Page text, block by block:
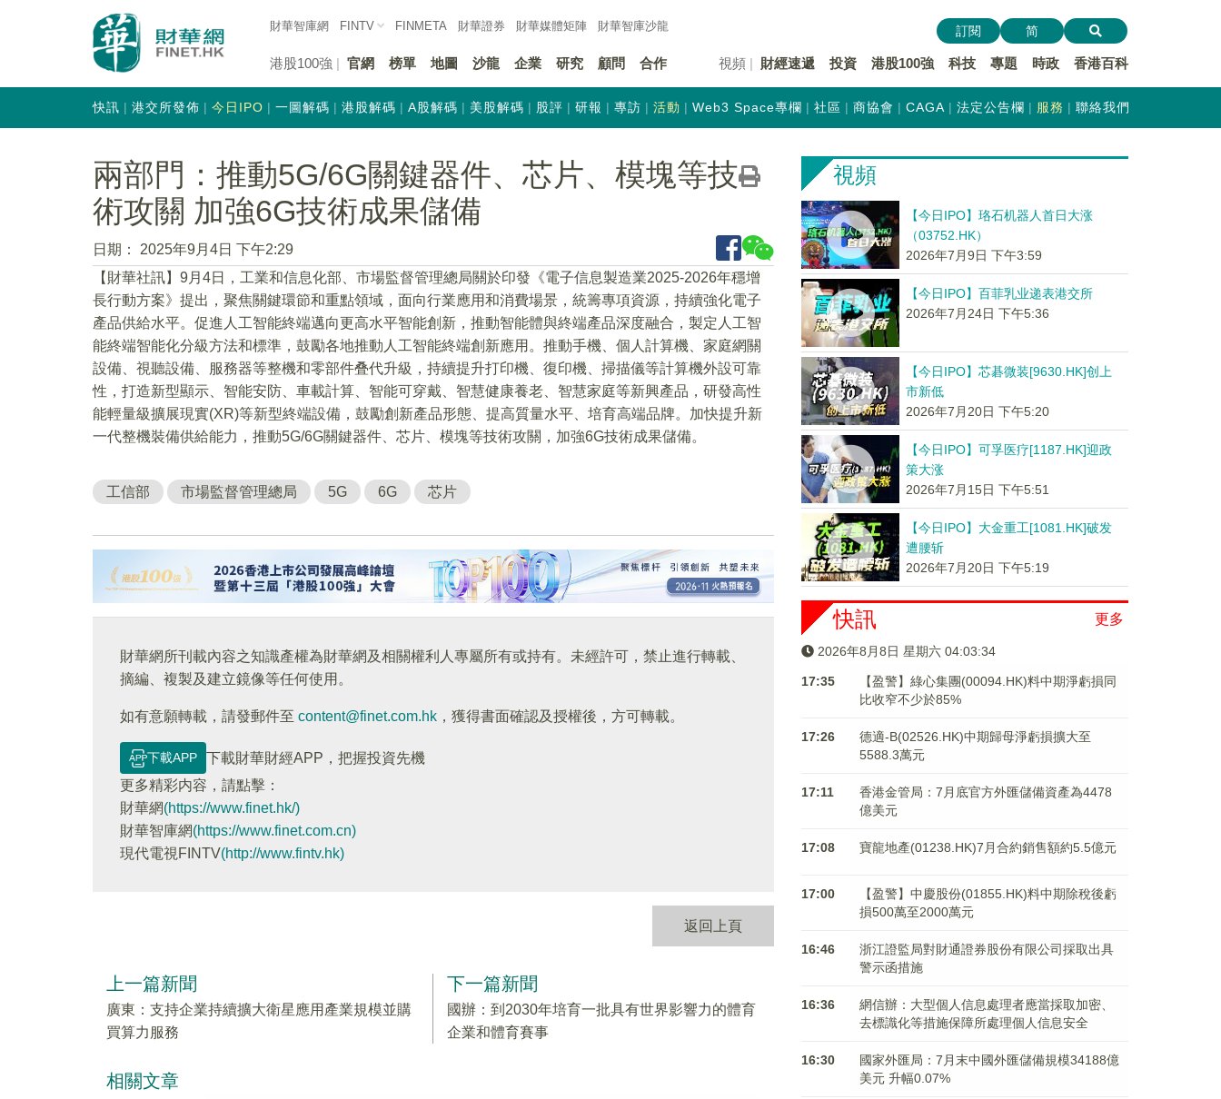
財華智庫網 FINTV FINMETA 財華證券 財華媒體矩陣 財華智庫沙龍
港股100強 官網 榜單 地圖 沙龍 企業 研究 顧問 合作 視頻 財經速遞 投資 港股100強 科技 專題 時政 香港百科
訂閱 简
快訊 港交所發佈 今日IPO 一圖解碼 港股解碼 A股解碼 美股解碼 股評 研報 專訪 活動 Web3 Space專欄 社區 商協會 CAGA 法定公告欄 服務 聯絡我們
兩部門：推動5G/6G關鍵器件、芯片、模塊等技
術攻關 加強6G技術成果儲備
日期：
2025年9月4日 下午2:29
【財華社訊】9月4日，工業和信息化部、市場監督管理總局關於印發《電子信息製造業2025-2026年穩增
長行動方案》提出，聚焦關鍵環節和重點領域，面向行業應用和消費場景，統籌專項資源，持續強化電子
產品供給水平。促進人工智能終端邁向更高水平智能創新，推動智能體與終端產品深度融合，製定人工智
能終端智能化分級方法和標準，鼓勵各地推動人工智能終端創新應用。推動手機、個人計算機、家庭網關
設備、視聽設備、服務器等整機和零部件叠代升級，持續提升打印機、復印機、掃描儀等計算機外設可靠
性，打造新型顯示、智能安防、車載計算、智能可穿戴、智慧健康養老、智慧家庭等新興產品，研發高性
能輕量級擴展現實(XR)等新型終端設備，鼓勵創新產品形態、提高質量水平、培育高端品牌。加快提升新
一代整機裝備供給能力，推動5G/6G關鍵器件、芯片、模塊等技術攻關，加強6G技術成果儲備。
工信部 市場監督管理總局 5G 6G 芯片
財華網所刊載內容之知識產權為財華網及相關權利人專屬所有或持有。未經許可，禁止進行轉載、
摘編、複製及建立鏡像等任何使用。
如有意願轉載，請發郵件至 content@finet.com.hk ，獲得書面確認及授權後，方可轉載。
下載APP
下載財華財經APP，把握投資先機
更多精彩内容，請點擊：
財華網(https://www.finet.hk/)
財華智庫網(https://www.finet.com.cn)
現代電視FINTV(http://www.fintv.hk)
返回上頁
上一篇新聞
廣東：支持企業持續擴大衛星應用產業規模並購
買算力服務
下一篇新聞
國辦：到2030年培育一批具有世界影響力的體育
企業和體育賽事
相關文章
視頻
【今日IPO】珞石机器人首日大涨
（03752.HK）
2026年7月9日 下午3:59
【今日IPO】百菲乳业递表港交所
2026年7月24日 下午5:36
【今日IPO】芯碁微装[9630.HK]创上
市新低
2026年7月20日 下午5:20
【今日IPO】可孚医疗[1187.HK]迎政
策大涨
2026年7月15日 下午5:51
【今日IPO】大金重工[1081.HK]破发
遭腰斩
2026年7月20日 下午5:19
更多
快訊
2026年8月8日 星期六 04:03:34
17:35
【盈警】綠心集團(00094.HK)料中期淨虧損同
比收窄不少於85%
17:26
德適-B(02526.HK)中期歸母淨虧損擴大至
5588.3萬元
17:11
香港金管局：7月底官方外匯儲備資產為4478
億美元
17:08 寶龍地產(01238.HK)7月合約銷售額約5.5億元
17:00
【盈警】中慶股份(01855.HK)料中期除稅後虧
損500萬至2000萬元
16:46
浙江證監局對財通證券股份有限公司採取出具
警示函措施
16:36
網信辦：大型個人信息處理者應當採取加密、
去標識化等措施保障所處理個人信息安全
16:30
國家外匯局：7月末中國外匯儲備規模34188億
美元 升幅0.07%